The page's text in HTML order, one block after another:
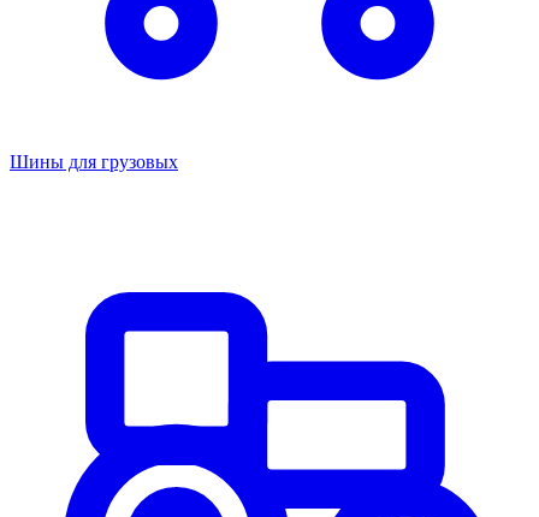
Шины для грузовых